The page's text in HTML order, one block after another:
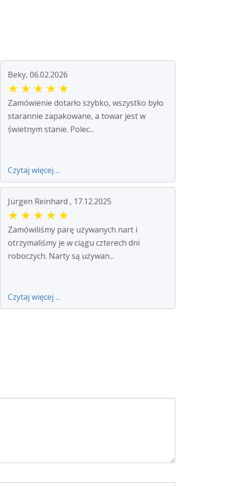
Beky, 06.02.2026
★ ★ ★ ★ ★
Zamówienie dotarło szybko, wszystko było
starannie zapakowane, a towar jest w
świetnym stanie. Polec...
Czytaj więcej ...
Jürgen Reinhard , 17.12.2025
★ ★ ★ ★ ★
Zamówiliśmy parę używanych nart i
otrzymaliśmy je w ciągu czterech dni
roboczych. Narty są używan...
Czytaj więcej ...